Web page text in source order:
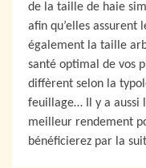
de la taille de haie
afin qu’elles assurent
également la taille
santé optimal de vos
diffèrent selon la
feuillage… Il y a
meilleur rendement
bénéficierez par la